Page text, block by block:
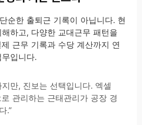
순한 출퇴근 기록이 아닙니다. 현
하고, 다양한 교대근무 패턴을
근무 기록과 수당 계산까지 연
입니다.
만, 진보는 선택입니다. 엑셀
관리하는 근태관리가 공장 경
.”